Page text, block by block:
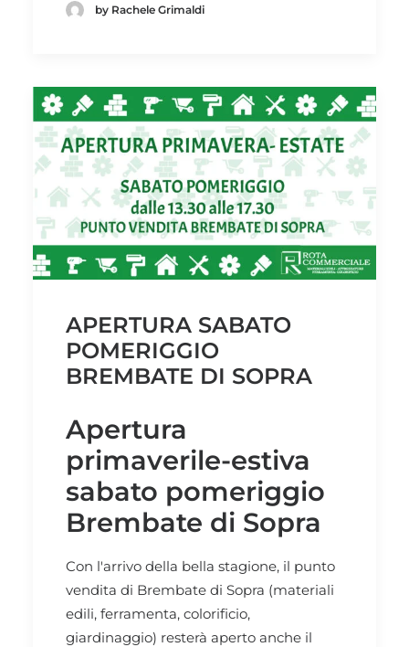
by Rachele Grimaldi
APERTURA SABATO
POMERIGGIO
BREMBATE DI SOPRA
Apertura
primaverile-estiva
sabato pomeriggio
Brembate di Sopra
Con l'arrivo della bella stagione, il punto
vendita di Brembate di Sopra (materiali
edili, ferramenta, colorificio,
giardinaggio) resterà aperto anche il